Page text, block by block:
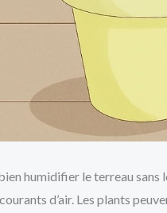
humidifier le terreau sans
d’air. Les plants